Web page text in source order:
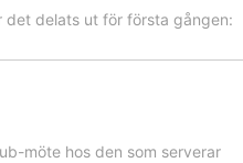
delats ut för första gången:
möte hos den som serverar